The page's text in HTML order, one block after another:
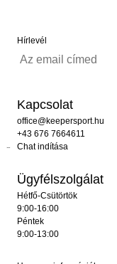
Hírlevél
Kapcsolat
office@keepersport.hu
+43 676 7664611
Chat indítása
Ügyfélszolgálat
Hétfő-Csütörtök
9:00-16:00
Péntek
9:00-13:00